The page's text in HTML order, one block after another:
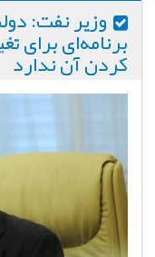
وزیر نفت:
برنامه‌ای برای
کردن آن ندارد